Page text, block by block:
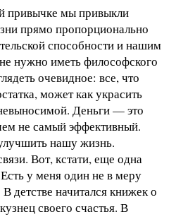
привычке мы привыкли
прямо пропорционально
способности и нашим
нужно иметь философского
очевидное: все, что
может как украсить
Деньги — это
не самый эффективный.
нашу жизнь.
Вот, кстати, еще одна
у меня один не в меру
детстве начитался книжек о
своего счастья. В